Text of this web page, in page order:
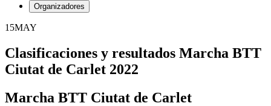
Organizadores
15MAY
Clasificaciones y resultados Marcha BTT
Ciutat de Carlet 2022
Marcha BTT Ciutat de Carlet